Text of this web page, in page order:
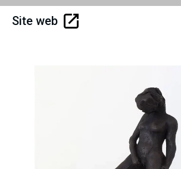
Site web